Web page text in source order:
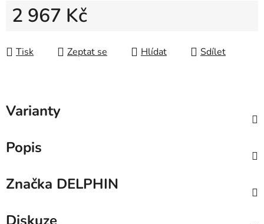
2 967 Kč
Tisk
Zeptat se Hlídat Sdílet
Varianty
Popis
Značka DELPHIN